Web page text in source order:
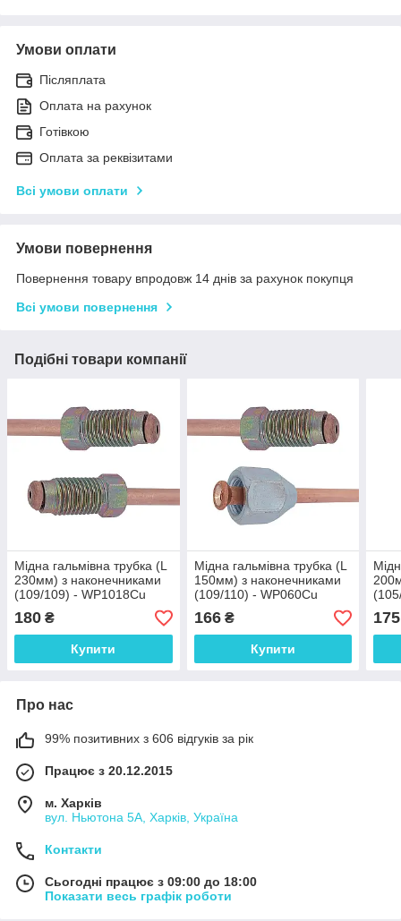
Умови оплати
Післяплата
Оплата на рахунок
Готівкою
Оплата за реквізитами
Всі умови оплати
Умови повернення
Повернення товару впродовж 14 днів за рахунок покупця
Всі умови повернення
Подібні товари компанії
Мідна гальмівна трубка (L
230мм) з наконечниками
(109/109) - WP1018Cu
180 ₴
Купити
Мідна гальмівна трубка (L
150мм) з наконечниками
(109/110) - WP060Cu
166₴
Купити
175
Про нас
99% позитивних з 606 відгуків за рік
Працює з 20.12.2015
м. Харків
вул. Ньютона 5А, Харків, Україна
Контакти
Сьогодні працює з 09:00 до 18:00
Показати весь графік роботи